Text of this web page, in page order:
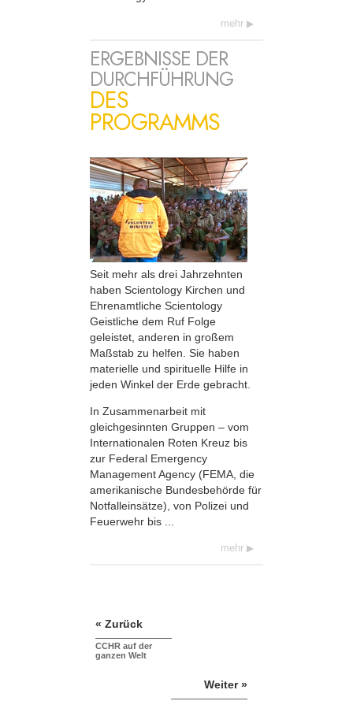
mehr
ERGEBNISSE DER
DURCHFÜHRUNG
DES
PROGRAMMS
Seit mehr als drei Jahrzehnten
haben Scientology Kirchen und
Ehrenamtliche Scientology
Geistliche dem Ruf Folge
geleistet, anderen in großem
Maßstab zu helfen. Sie haben
materielle und spirituelle Hilfe in
jeden Winkel der Erde gebracht.
In Zusammenarbeit mit
gleichgesinnten Gruppen – vom
Internationalen Roten Kreuz bis
zur Federal Emergency
Management Agency (FEMA, die
amerikanische Bundes­behörde für
Notfalleinsätze), von Polizei und
Feuerwehr bis ...
mehr
« Zurück
CCHR auf der
ganzen Welt
Weiter »